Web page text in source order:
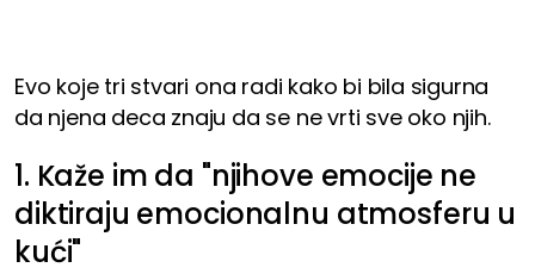
Evo koje tri stvari ona radi kako bi bila sigurna
da njena deca znaju da se ne vrti sve oko njih.
1. Kaže im da "njihove emocije ne
diktiraju emocionalnu atmosferu u
kući"